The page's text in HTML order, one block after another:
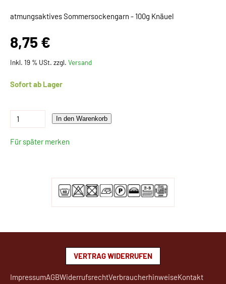
atmungsaktives Sommersockengarn - 100g Knäuel
8,75 €
Inkl. 19 % USt. zzgl. Versand
Sofort ab Lager
In den Warenkorb
Für später merken
VERTRAG WIDERRUFEN
ImpressumAGBWiderrufsrechtVerbraucherhinweiseKontakt